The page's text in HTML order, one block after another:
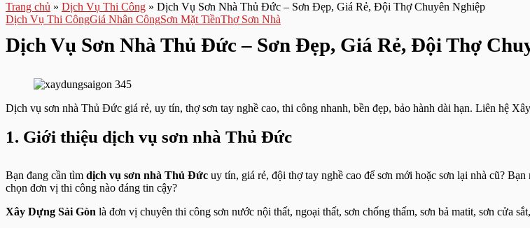
Trang chủ » Dịch Vụ Thi Công » Dịch Vụ Sơn Nhà Thủ Đức – Sơn Đẹp, Giá Rẻ, Đội Thợ Chuyên Nghiệp
Dịch Vụ Thi CôngGiá Nhân CôngSơn Mặt TiềnThợ Sơn Nhà
Dịch Vụ Sơn Nhà Thủ Đức – Sơn Đẹp, Giá Rẻ, Đội Thợ
Dịch vụ sơn nhà Thủ Đức giá rẻ, uy tín, thợ sơn tay nghề cao, thi công nhanh, bền đẹp, bảo hành dài hạn. Liên hệ
1. Giới thiệu dịch vụ sơn nhà Thủ Đức
Bạn đang cần tìm dịch vụ sơn nhà Thủ Đức uy tín, giá rẻ, đội thợ tay nghề cao để sơn mới hoặc sơn lại nhà cũ?
chọn đơn vị thi công nào đáng tin cậy?
Xây Dựng Sài Gòn là đơn vị chuyên thi công sơn nước nội thất, ngoại thất, sơn chống thấm, sơn bả matit, sơn cửa